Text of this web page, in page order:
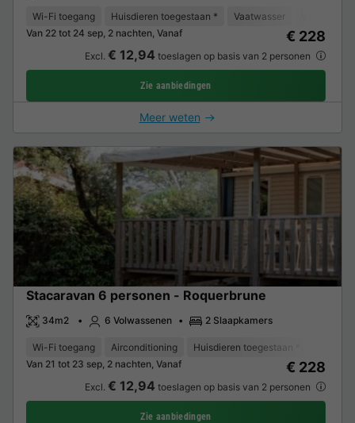
Wi-Fi toegang Huisdieren toegestaan * Vaatwasser
Van 22 tot 24 sep, 2 nachten, Vanaf
€ 228
Excl. € 12,94 toeslagen op basis van 2 personen
Zie aanbiedingen
Meer weten
Stacaravan 6 personen - Roquerbrune
34m2 6 Volwassenen 2 Slaapkamers
Wi-Fi toegang Airconditioning Huisdieren toegestaan *
Van 21 tot 23 sep, 2 nachten, Vanaf
€ 228
Excl. € 12,94 toeslagen op basis van 2 personen
Zie aanbiedingen